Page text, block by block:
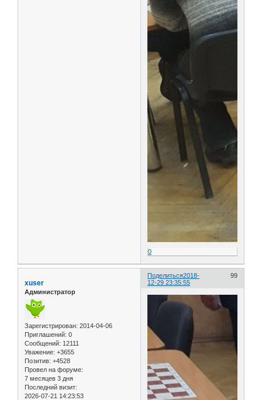
0
Поделиться 99
2018-
12-29 23:35:55
xuser
Администратор
Зарегистрирован: 2014-04-06
Приглашений: 0
Сообщений: 12111
Уважение: +3655
Позитив: +4528
Провел на форуме:
7 месяцев 3 дня
Последний визит:
2026-07-21 14:23:53